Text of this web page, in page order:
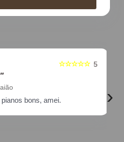
5
☆☆☆☆☆
bons, amei. ›